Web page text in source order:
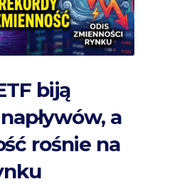
biją
a
rośnie na